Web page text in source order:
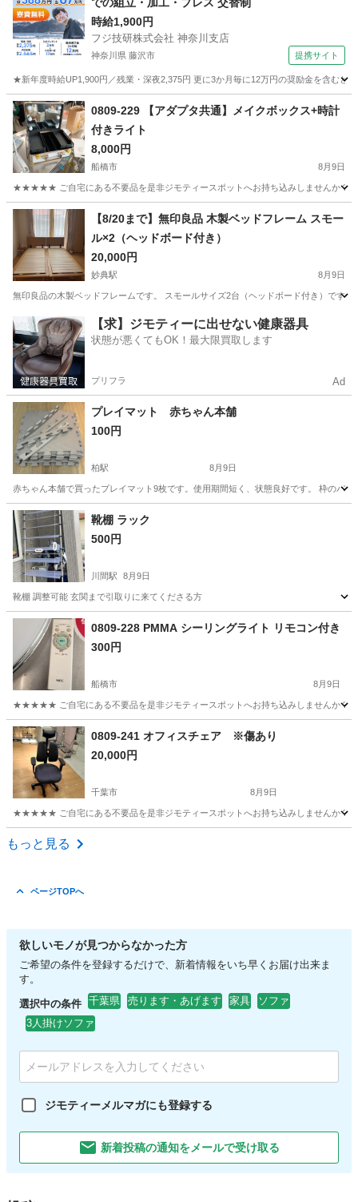
時給1,900円
フジ技研株式会社 神奈川支店
神奈川県 藤沢市 提携サイト
★新年度時給UP1,900円／残業・深夜2,375円 更に3か月毎に12万円の奨励金を含む
神奈川 藤沢市 0809-229 【アダプタ共通】メイクボックス+時計
付きライト
8,000円
船橋市 8月9日
★★★★★ ご自宅にある不要品を是非ジモティースポットへお持ち込みしませんか？
千葉 船橋市 ドレッサー アダプタ
【8/20まで】無印良品 木製ベッドフレーム スモー
ル×2（ヘッドボード付き）
20,000円
妙典駅 8月9日
無印良品の木製ベッドフレームです。 スモールサイズ2台（ヘッドボード付き）です
千葉 市川市 妙典駅 ベッド シングル
【求】ジモティーに出せない健康器具
状態が悪くてもOK！最大限買取します
プリフラ Ad
プレイマット 赤ちゃん本舗
100円
柏駅 8月9日
赤ちゃん本舗で買ったプレイマット9枚です。使用期間短く、状態良好です。 枠のパ
千葉 柏市 柏駅 カーペット/マット/ラグ
靴棚 ラック
500円
川間駅 8月9日
靴棚 調整可能 玄関まで引取りに来てくださる方
千葉 野田市
0809-228 PMMA シーリングライト リモコン付き
300円
船橋市 8月9日
★★★★★ ご自宅にある不要品を是非ジモティースポットへお持ち込みしませんか？
千葉 船橋市 シーリングライト
0809-241 オフィスチェア ※傷あり
20,000円
千葉市 8月9日
★★★★★ ご自宅にある不要品を是非ジモティースポットへお持ち込みしませんか？
千葉 千葉市
もっと見る
ページTOPへ
欲しいモノが見つからなかった方
ご希望の条件を登録するだけで、新着情報をいち早くお届け出来ま
す。
選択中の条件 千葉県 売ります・あげます 家具
ソファ
3人掛けソファ
ジモティーメルマガにも登録する
新着投稿の通知をメールで受け取る